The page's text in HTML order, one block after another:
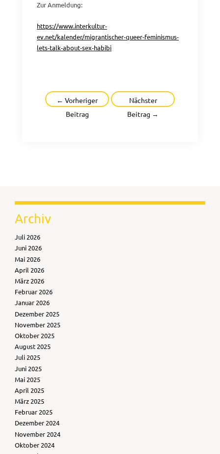
Zur Anmeldung:
https://www.interkultur-
ev.net/kalender/migrantischer-queer-feminismus-
lets-talk-about-sex-habibi
Beitragsnavigation
← Vorheriger
Beitrag
Nächster
Beitrag →
Archiv
Juli 2026
Juni 2026
Mai 2026
April 2026
März 2026
Februar 2026
Januar 2026
Dezember 2025
November 2025
Oktober 2025
August 2025
Juli 2025
Juni 2025
Mai 2025
April 2025
März 2025
Februar 2025
Dezember 2024
November 2024
Oktober 2024